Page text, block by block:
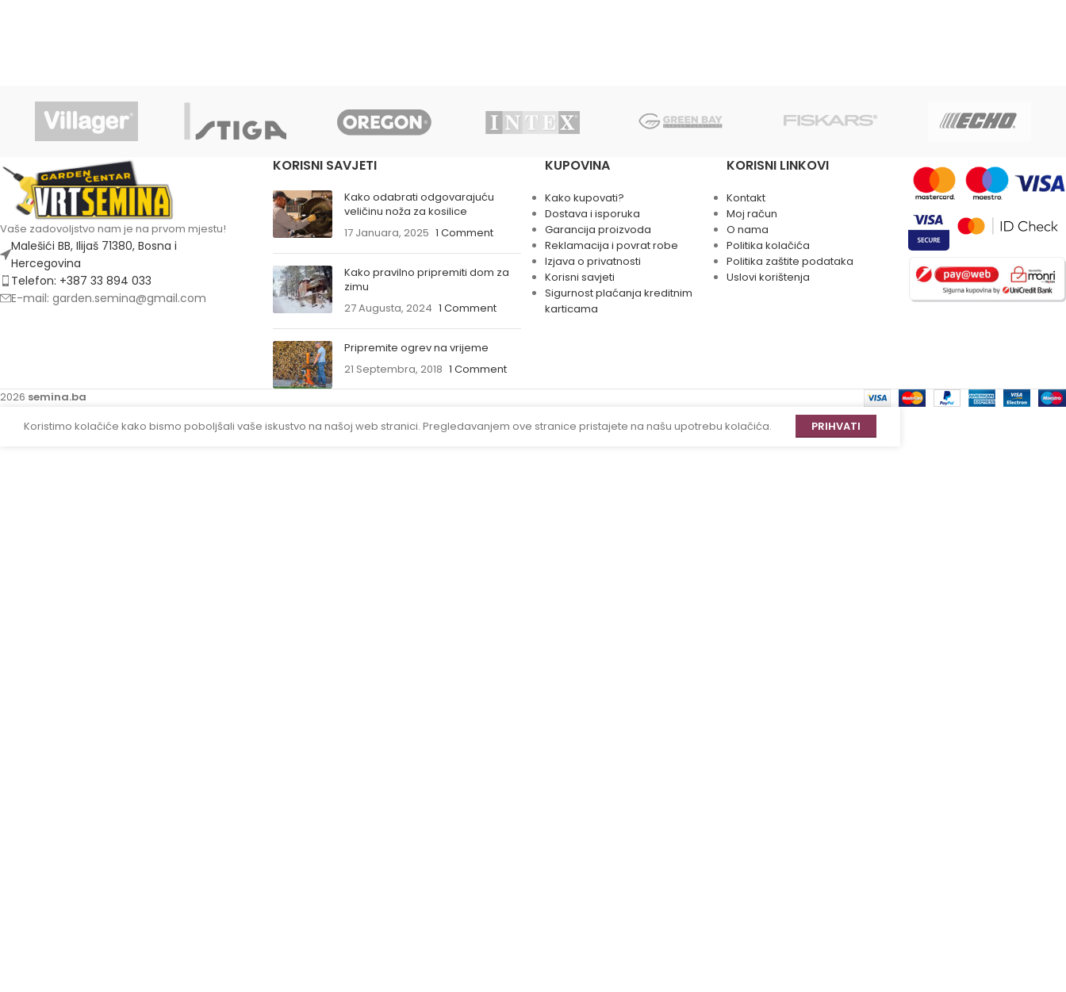
Vaše zadovoljstvo nam je na prvom mjestu!
Malešići BB, Ilijaš 71380, Bosna i
Hercegovina
Telefon: +387 33 894 033
E-mail: garden.semina@gmail.com
KORISNI SAVJETI
Kako odabrati odgovarajuću
veličinu noža za kosilice
17 Januara, 2025 1 Comment
Kako pravilno pripremiti dom za
zimu
27 Augusta, 2024 1 Comment
Pripremite ogrev na vrijeme
21 Septembra, 2018 1 Comment
KUPOVINA
Kako kupovati?
Dostava i isporuka
Garancija proizvoda
Reklamacija i povrat robe
Izjava o privatnosti
Korisni savjeti
Sigurnost plaćanja kreditnim
karticama
KORISNI LINKOVI
Kontakt
Moj račun
O nama
Politika kolačića
Politika zaštite podataka
Uslovi korištenja
2026 semina.ba
Koristimo kolačiće kako bismo poboljšali vaše iskustvo na našoj web stranici. Pregledavanjem ove stranice pristajete na našu upotrebu kolačića.
PRIHVATI